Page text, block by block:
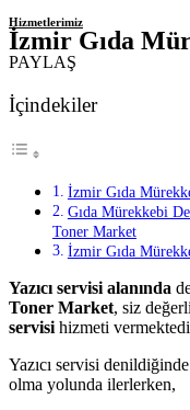
Hizmetlerimiz
İzmir Gıda
PAYLAŞ
İçindekiler
İzmir Gıda
Gıda Mürekkebi
Toner Market
İzmir Gıda
Yazıcı servisi alanında
Toner Market, siz
servisi hizmeti
Yazıcı servisi
olma yolunda ilerlerken,